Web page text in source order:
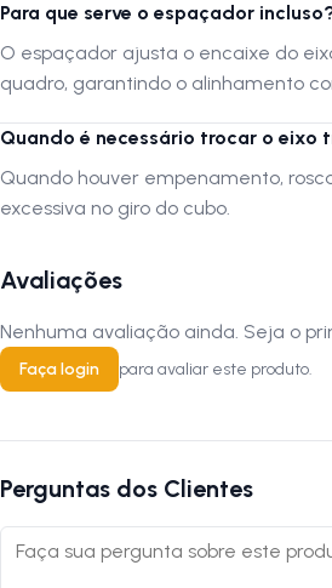
Siga-nos no Instagram: @lojanapista
Assista nosso canal no YouTube:
Para que serve o espaçador
O espaçador ajusta o encaixe do
quadro, garantindo o alinhamento
Quando é necessário trocar o eixo
Quando houver empenamento,
excessiva no giro do cubo.
Avaliações
Nenhuma avaliação ainda. Seja o
Faça login para avaliar este produto.
Perguntas dos Clientes